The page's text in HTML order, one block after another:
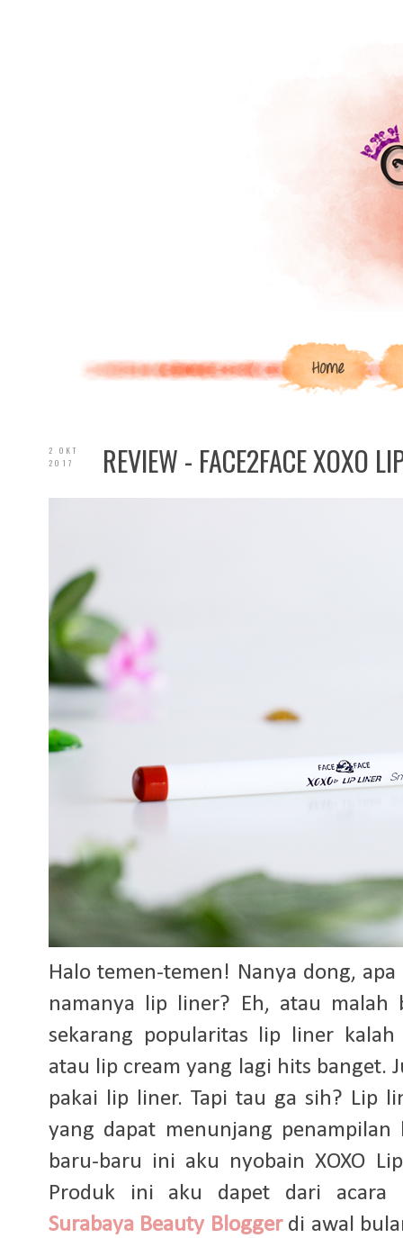
2 OKT
2017
REVIEW - FACE2FACE XOXO
Halo temen-temen! Nanya dong,
namanya lip liner? Eh, atau malah
sekarang popularitas lip liner
atau lip cream yang lagi hits banget.
pakai lip liner. Tapi tau ga sih? Lip
yang dapat menunjang
baru-baru ini aku nyobain XOXO
Produk ini aku dapet dari acara
Surabaya Beauty Bloggerdi awal